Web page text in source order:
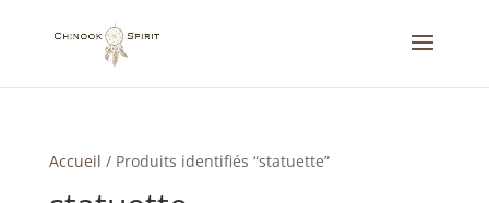
Accueil / Produits identifiés “statuette”